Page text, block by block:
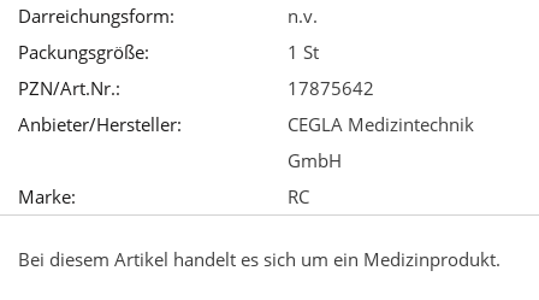
Darreichungsform:
n.v.
Packungsgröße:
1 St
PZN/Art.Nr.:
17875642
Anbieter/Hersteller:
CEGLA Medizintechnik
GmbH
Marke:
RC
Bei diesem Artikel handelt es sich um ein Medizinprodukt.